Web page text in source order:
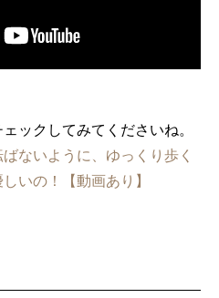
ックしてみてくださいね。
ないように、ゆっくり歩く
いの！【動画あり】